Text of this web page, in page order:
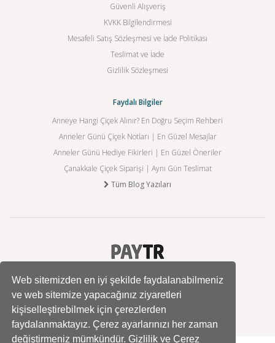
Web sitemizden en iyi şekilde faydalanabilmeniz
ve web sitemize yapacağınız ziyaretleri
kişiselleştirebilmek için çerezlerden
faydalanmaktayız. Çerez ayarlarınızı her zaman
değiştirmeniz mümkündür. Gizlilik ve Çerez
Güvenli Alışveriş
KVKK Bilgilendirmesi
Mesafeli Satış Sözleşmesi ve İade Politikası
Teslimat ve İade
Gizlilik Sözleşmesi
Faydalı Bilgiler
Anneye Hangi Çiçek Alınır? En Doğru Seçim Rehberi
Anneler Günü Çiçek Notları | En Güzel Mesajlar
Anneler Günü Hediye Fikirleri | En Güzel Öneriler
Çanakkale Çiçek Siparişi | Aynı Gün Teslimat
Tüm Blog Yazıları